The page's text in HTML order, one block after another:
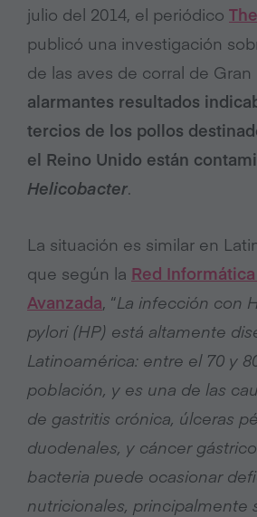
julio del 2014, el periódico
publicó una investigación
de las aves de corral de Gran
alarmantes resultados
tercios de los pollos
el Reino Unido están
Helicobacter.
La situación es similar en
que según la Red
Avanzada, “La infección con
pylori (HP) está altamente
Latinoamérica: entre el 70 y
población, y es una de las
de gastritis crónica, úlceras
duodenales, y cáncer
bacteria puede ocasionar
nutricionales, principalmente